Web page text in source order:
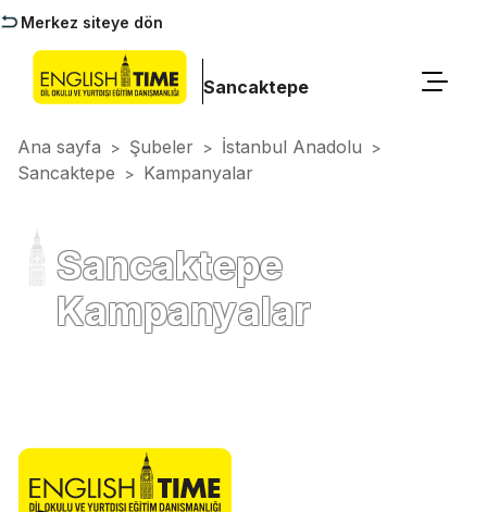
Merkez siteye dön
Sancaktepe
Ana sayfa > Şubeler > İstanbul Anadolu >
Sancaktepe > Kampanyalar
Sancaktepe
Kampanyalar